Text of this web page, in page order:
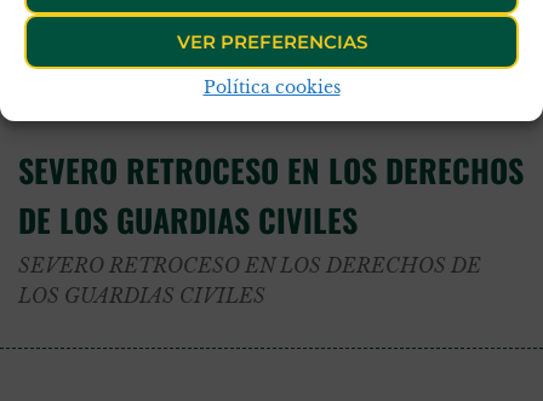
VER PREFERENCIAS
Política cookies
tendrán que alternar entre los segundos jefes de unidad en
la petición de los asuntos particulares.
SEVERO RETROCESO EN LOS DERECHOS
DE LOS GUARDIAS CIVILES
SEVERO RETROCESO EN LOS DERECHOS DE
LOS GUARDIAS CIVILES